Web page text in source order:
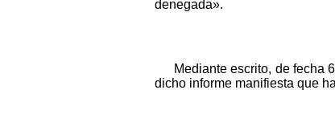
denegada».
Mediante escrito, de fecha
dicho informe manifiesta que